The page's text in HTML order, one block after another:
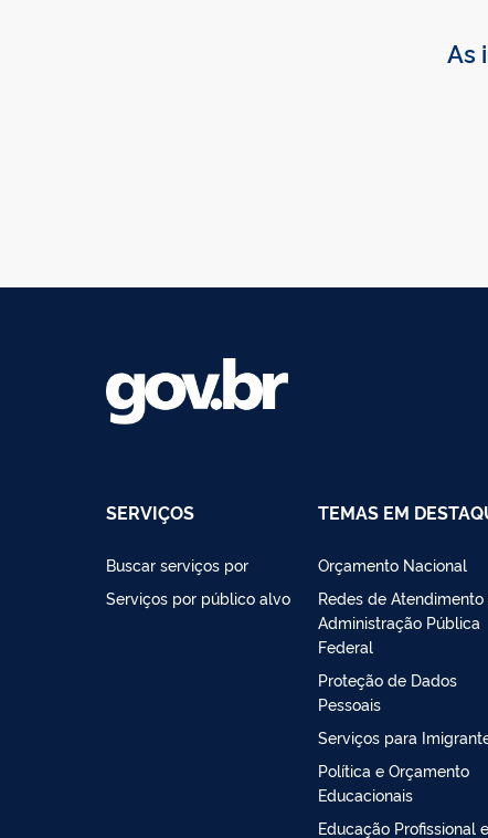
As
SERVIÇOS
Buscar serviços por
Serviços por público alvo
TEMAS EM
Orçamento Nacional
Redes de Atendimento
Administração Pública
Federal
Proteção de Dados
Pessoais
Serviços para
Política e Orçamento
Educacionais
Educação Profissional e